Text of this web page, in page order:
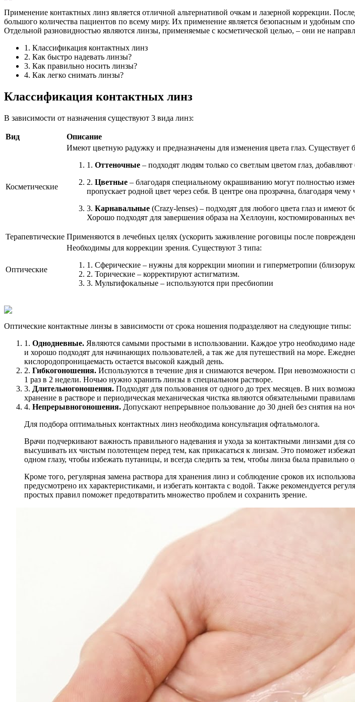
Применение контактных линз является отличной альтернативой очкам и лазерной коррекции.
большого количества пациентов по всему миру. Их применение является безопасным и удобным
Отдельной разновидностью являются линзы, применяемые с косметической целью, – они не
1. Классификация контактных линз
2. Как быстро надевать линзы?
3. Как правильно носить линзы?
4. Как легко снимать линзы?
Классификация контактных линз
В зависимости от назначения существуют 3 вида линз:
Вид Описание
Косметические
Имеют цветную радужку и предназначены для изменения цвета глаз. Существует
1. Оттеночные – подходят людям только со светлым цветом глаз,
2. Цветные – благодаря специальному окрашиванию могут полностью
пропускает родной цвет через себя. В центре она прозрачна, благодаря
3. Карнавальные (Crazy-lenses) – подходят для любого цвета глаз и имеют
Хорошо подходят для завершения образа на Хеллоуин, костюмированных
Терапевтические Применяются в лечебных целях (ускорить заживление роговицы после
Оптические
Необходимы для коррекции зрения. Существуют 3 типа:
1. Сферические – нужны для коррекции миопии и гиперметропии
2. Торические – корректируют астигматизм.
3. Мультифокальные – используются при пресбиопии
Оптические контактные линзы в зависимости от срока ношения подразделяют на следующие типы:
1. Однодневные. Являются самыми простыми в использовании. Каждое утро необходимо
и хорошо подходят для начинающих пользователей, а так же для путешествий на море.
кислородопроницаемасть остается высокой каждый день.
2. Гибкогоношения. Используются в течение дня и снимаются вечером. При невозможности
1 раз в 2 недели. Ночью нужно хранить линзы в специальном растворе.
3. Длительногоношения. Подходят для пользования от одного до трех месяцев. В них
хранение в растворе и периодическая механическая чистка являются обязательными
4. Непрерывногоношения. Допускают непрерывное пользование до 30 дней без снятия на
Для подбора оптимальных контактных линз необходима консультация офтальмолога.
Врачи подчеркивают важность правильного надевания и ухода за контактными линзами для
высушивать их чистым полотенцем перед тем, как прикасаться к линзам. Это поможет
одном глазу, чтобы избежать путаницы, и всегда следить за тем, чтобы линза была правильно
Кроме того, регулярная замена раствора для хранения линз и соблюдение сроков их
предусмотрено их характеристиками, и избегать контакта с водой. Также рекомендуется
простых правил поможет предотвратить множество проблем и сохранить зрение.